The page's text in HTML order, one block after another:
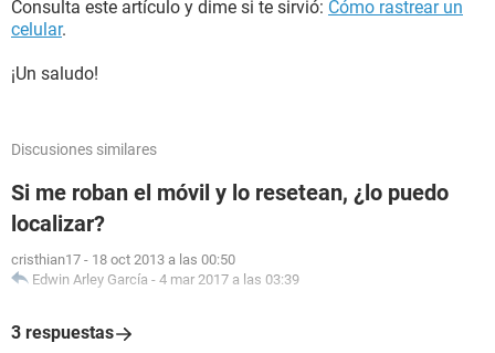
Consulta este artículo y dime si te sirvió: Cómo rastrear un
celular.
¡Un saludo!
Discusiones similares
Si me roban el móvil y lo resetean, ¿lo puedo
localizar?
cristhian17 - 18 oct 2013 a las 00:50
Edwin Arley García - 4 mar 2017 a las 03:39
3 respuestas